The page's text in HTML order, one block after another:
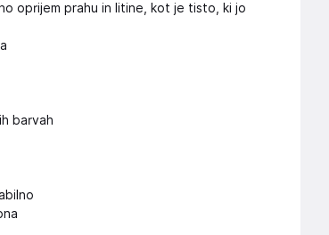
oprijem prahu in litine, kot je tisto, ki jo
barvah